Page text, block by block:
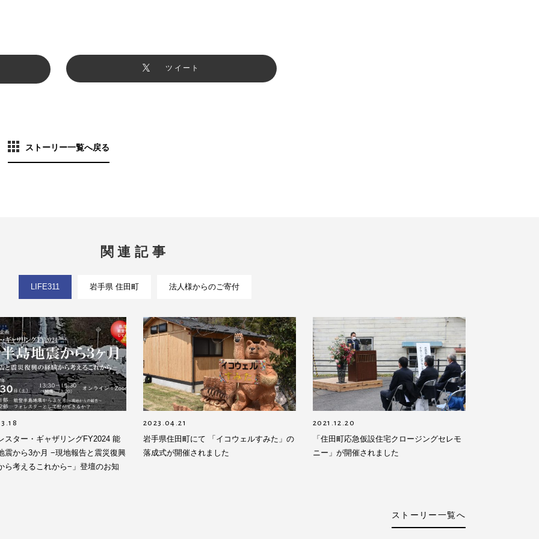
ツイート
ストーリー一覧へ戻る
関連記事
LIFE311 岩手県 住田町 法人様からのご寄付
スター・ギャザリングFY2024 能
震から3か月 −現地報告と震災復興
ら考えるこれから−」登壇のお知
2023.04.21
岩手県住田町にて 「イコウェルすみた」の
落成式が開催されました
2021.12.20
「住田町応急仮設住宅クロージングセレモ
ニー」が開催されました
ストーリー一覧へ